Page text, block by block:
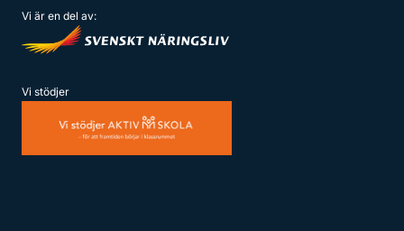
Vi är en del av:
Vi stödjer